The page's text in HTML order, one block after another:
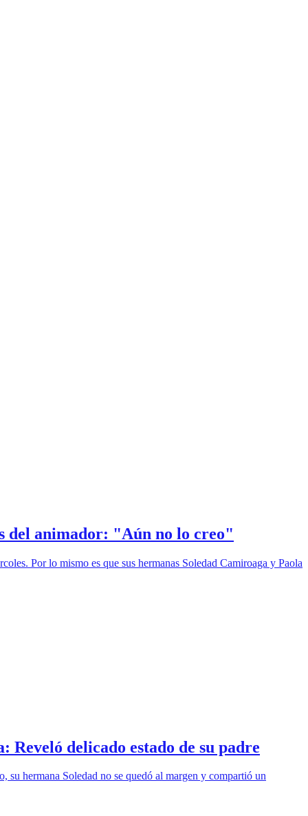
del animador: "Aún no lo creo"
Por lo mismo es que sus hermanas Soledad Camiroaga y Paola
delicado estado de su padre
su hermana Soledad no se quedó al margen y compartió un